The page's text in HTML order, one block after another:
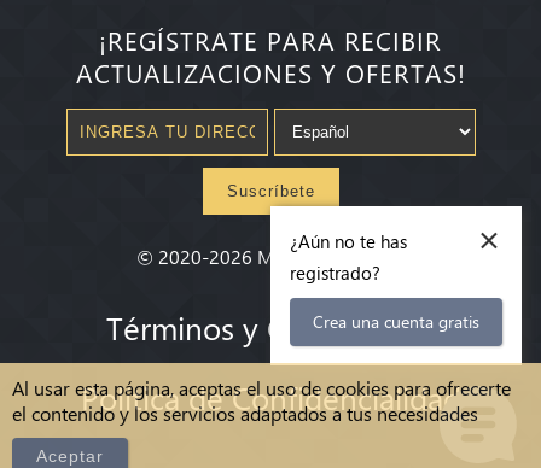
Al usar esta página, aceptas el uso de cookies para ofrecerte
el contenido y los servicios adaptados a tus necesidades
Aceptar
¡REGÍSTRATE PARA RECIBIR
ACTUALIZACIONES Y OFERTAS!
Suscríbete
© 2020-2026 Millenium State®
Términos y Condiciones
Política de Confidencialidad
×
¿Aún no te has
registrado?
Crea una cuenta gratis